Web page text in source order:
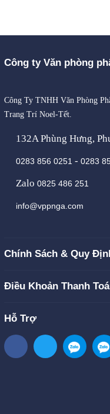
Công ty Văn phòng
Công Ty TNHH Văn Phòng
Trang Trí Noel-Tết.
132A Phùng Hưng,
0283 856 0251 - 0283
Zalo 0825 486 251
info@vppnga.com
Chính Sách & Quy
Điều Khoản Thanh
Hỗ Trợ